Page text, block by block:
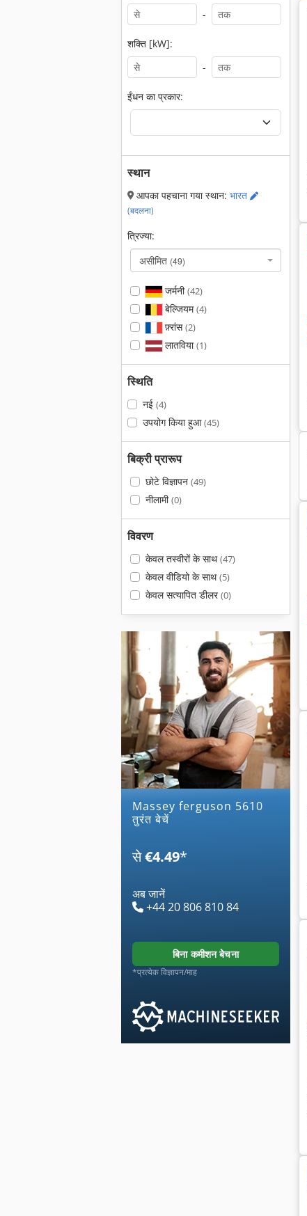
-
शक्ति [kW]:
-
ईंधन का प्रकार:
स्थान
आपका पहचाना गया स्थान: भारत
(बदलना)
त्रिज्या:
असीमित (49)
जर्मनी(42)
बेल्जियम(4)
फ़्रांस(2)
लातविया(1)
स्थिति
नई (4)
उपयोग किया हुआ(45)
बिक्री प्रारूप
छोटे विज्ञापन (49)
नीलामी(0)
विवरण
केवल तस्वीरों के साथ(47)
केवल वीडियो के साथ(5)
केवल सत्यापित डीलर(0)
massey ferguson 5610
तुरंत बेचें
से€4.49*
अब जानें
+44 20 806 810 84
बिना कमीशन बेचना
*प्रत्येक विज्ञापन/माह
Massey Ferguson 5440 Massey Ferguson 375